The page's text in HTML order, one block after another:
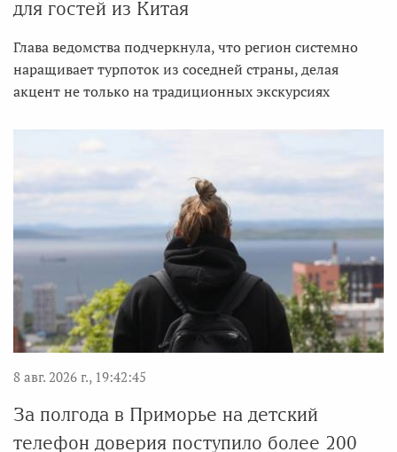
для гостей из Китая
Глава ведомства подчеркнула, что регион системно
наращивает турпоток из соседней страны, делая
акцент не только на традиционных экскурсиях
8 авг. 2026 г., 19:42:45
За полгода в Приморье на детский
телефон доверия поступило более 200